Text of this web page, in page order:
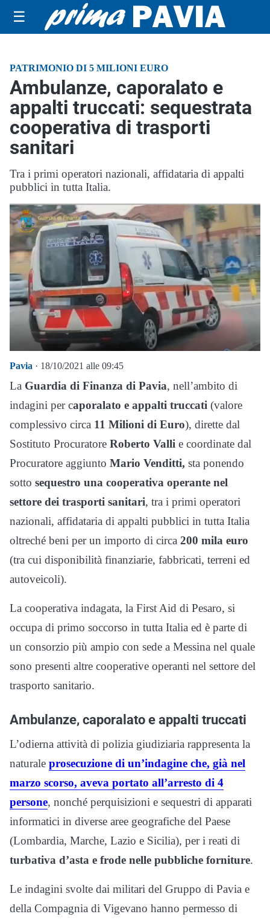
☰
PATRIMONIO DI 5 MILIONI EURO
Ambulanze, caporalato e
appalti truccati: sequestrata
cooperativa di trasporti
sanitari
Tra i primi operatori nazionali, affidataria di appalti
pubblici in tutta Italia.
Pavia · 18/10/2021 alle 09:45
La Guardia di Finanza di Pavia, nell’ambito di
indagini per caporalato e appalti truccati (valore
complessivo circa 11 Milioni di Euro), dirette dal
Sostituto Procuratore Roberto Valli e coordinate dal
Procuratore aggiunto Mario Venditti, sta ponendo
sotto sequestro una cooperativa operante nel
settore dei trasporti sanitari, tra i primi operatori
nazionali, affidataria di appalti pubblici in tutta Italia
oltreché beni per un importo di circa 200 mila euro
(tra cui disponibilità finanziarie, fabbricati, terreni ed
autoveicoli).
La cooperativa indagata, la First Aid di Pesaro, si
occupa di primo soccorso in tutta Italia ed è parte di
un consorzio più ampio con sede a Messina nel quale
sono presenti altre cooperative operanti nel settore del
trasporto sanitario.
Ambulanze, caporalato e appalti truccati
L’odierna attività di polizia giudiziaria rappresenta la
naturale prosecuzione di un’indagine che, già nel
marzo scorso, aveva portato all’arresto di 4
persone, nonché perquisizioni e sequestri di apparati
informatici in diverse aree geografiche del Paese
(Lombardia, Marche, Lazio e Sicilia), per i reati di
turbativa d’asta e frode nelle pubbliche forniture.
Le indagini svolte dai militari del Gruppo di Pavia e
della Compagnia di Vigevano hanno permesso di